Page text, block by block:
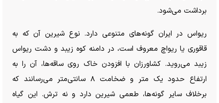
برداشت می‌شود.
ریواس در ایران گونه‌های متنوعی دارد. نوع شیرین آن که به
قاقوری یا ریواچ معروف است، در دامنه کوه زیبد و دشت ریواس
زیبد می‌روید. کشاورزان با افزودن خاک روی ساقه‌ها، آن را به
ارتفاع حدود یک متر و ضخامت ۸ سانتی‌متر می‌رسانند که
برخلاف سایر گونه‌ها، طعمی شیرین دارد و نه ترش. این گیاه